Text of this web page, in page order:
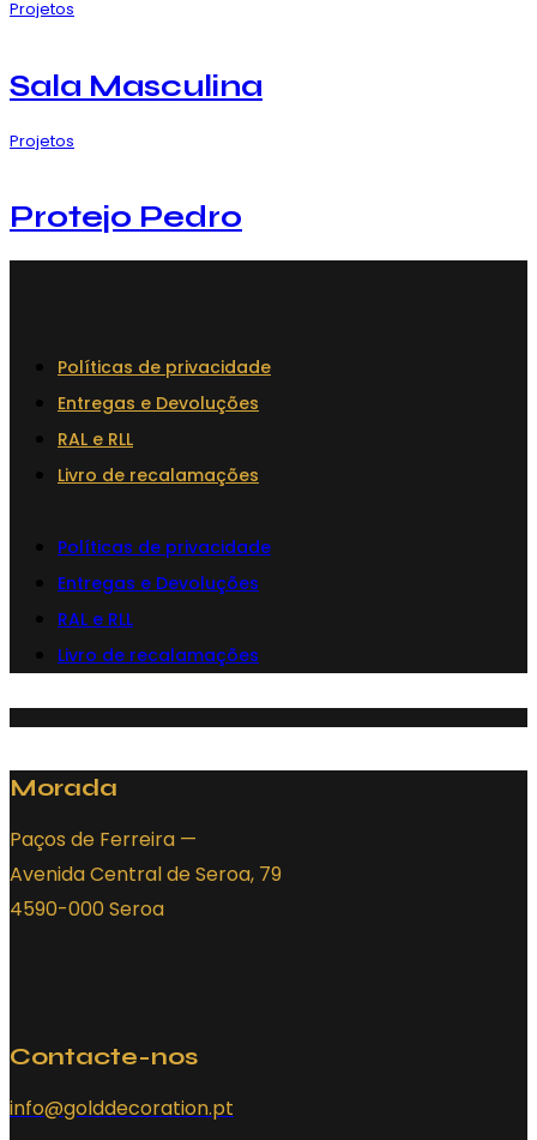
Projetos
Sala Masculina
Projetos
Protejo Pedro
Políticas de privacidade
Entregas e Devoluções
RAL e RLL
Livro de recalamações
Políticas de privacidade
Entregas e Devoluções
RAL e RLL
Livro de recalamações
Morada
Paços de Ferreira —
Avenida Central de Seroa, 79
4590-000 Seroa
Contacte-nos
info@golddecoration.pt